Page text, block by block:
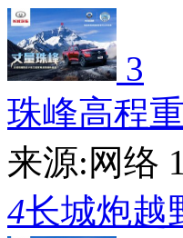
3
珠峰高程
来源:网络
4长城炮越